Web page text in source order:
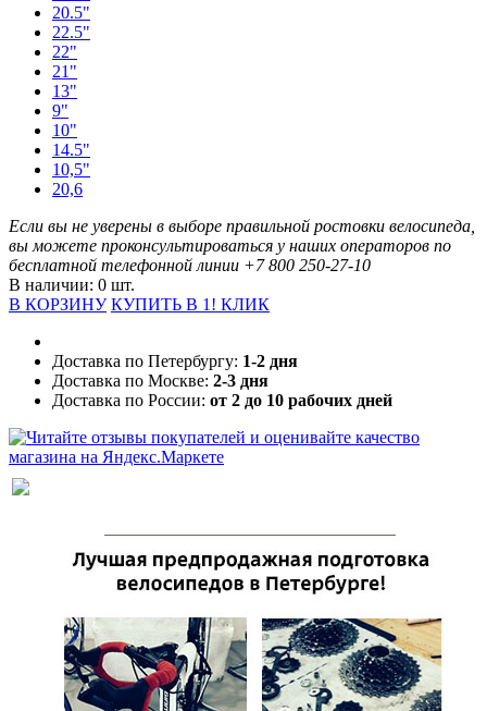
20.5"
22.5"
22"
21"
13"
9"
10"
14.5"
10,5"
20,6
Если вы не уверены в выборе правильной ростовки велосипеда,
вы можете проконсультироваться у наших операторов по
бесплатной телефонной линии +7 800 250-27-10
В наличии: 0 шт.
В КОРЗИНУ КУПИТЬ В 1! КЛИК
Доставка по Петербургу: 1-2 дня
Доставка по Москве: 2-3 дня
Доставка по России: от 2 до 10 рабочих дней